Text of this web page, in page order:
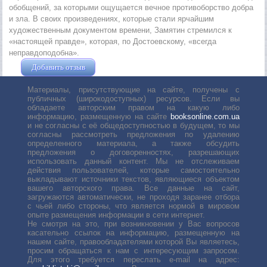
обобщений, за которыми ощущается вечное противоборство добра
и зла. В своих произведениях, которые стали ярчайшим
художественным документом времени, Замятин стремился к
«настоящей правде», которая, по Достоевскому, «всегда
неправдоподобна».
Добавить отзыв
Материалы, присутствующие на сайте, получены с
публичных (широкодоступных) ресурсов. Если вы
обладаете авторским правом на какую либо
информацию, размещенную на сайте booksonline.com.ua
и не согласны с её общедоступностью в будущем, то мы
согласны рассмотреть предложения по удалению
определенного материала, а также обсудить
предложения о договоренностях, разрешающих
использовать данный контент. Мы не отслеживаем
действия пользователей, которые самостоятельно
выкладывают источники текстов, являющиеся объектом
вашего авторского права. Все данные на сайт,
загружаются автоматически, не проходя заранее отбора
с чьей либо стороны, что является нормой в мировом
опыте размещения информации в сети интернет.
Не смотря на это, при возникновении у Вас вопросов
касательно ссылок на информацию, размещенную на
нашем сайте, правообладателями которой Вы являетесь,
просим обращаться к нам с интересующим запросом.
Для этого требуется переслать е-mail на адрес: